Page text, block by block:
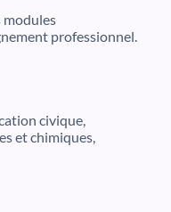
modules
professionnel.
civique,
et chimiques,